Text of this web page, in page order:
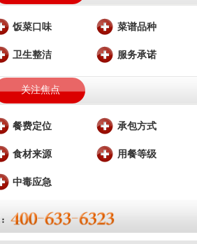
饭菜口味 菜谱品种
卫生整洁 服务承诺
关注焦点
餐费定位 承包方式
食材来源 用餐等级
中毒应急